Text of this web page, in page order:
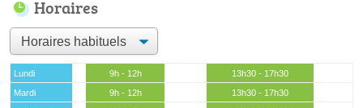
Horaires
Lundi 9h - 12h
13h30 - 17h30
Mardi
9h - 12h
13h30 - 17h30